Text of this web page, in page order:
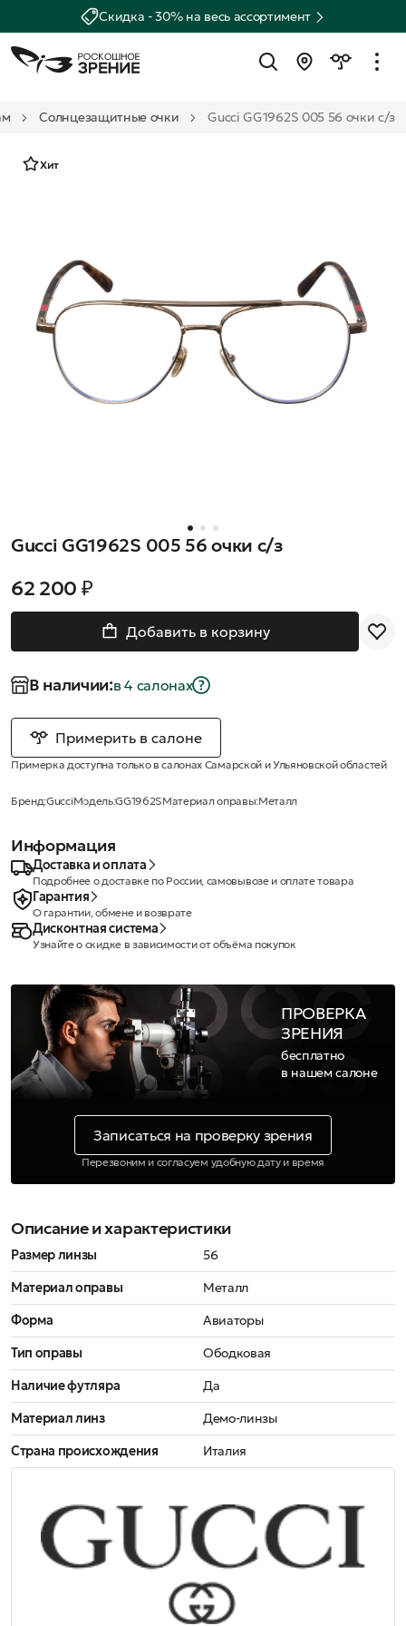
Скидка - 30% на весь ассортимент
Солнцезащитные очки Gucci GG1962S 005 56 очки с/з
Хит
Gucci GG1962S 005 56 очки с/з
62 200 ₽
Добавить в корзину
В наличии:в 4 салонах
Примерить в салоне
Примерка доступна только в салонах Самарской и Ульяновской областей
Бренд:GucciМодель:GG1962SМатериал оправы:Металл
Информация
Доставка и оплата
Подробнее о доставке по России, самовывозе и оплате товара
Гарантия
О гарантии, обмене и возврате
Дисконтная система
Узнайте о скидке в зависимости от объёма покупок
ПРОВЕРКА
ЗРЕНИЯ
бесплатно
в нашем салоне
Записаться на проверку зрения
Перезвоним и согласуем удобную дату и время
Описание и характеристики
Размер линзы
56
Материал оправы
Металл
Форма
Авиаторы
Тип оправы
Ободковая
Наличие футляра
Да
Материал линз
Демо-линзы
Страна происхождения
Италия